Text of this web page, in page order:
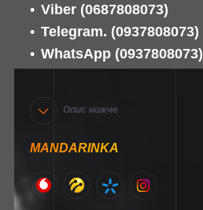
Viber (0687808073)
Telegram. (0937808073)
WhatsApp (0937808073)
Опис нижче
MANDARINKA